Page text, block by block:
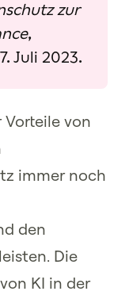
zur
,
Juli 2023.
von
immer noch
den
Die
KI in der